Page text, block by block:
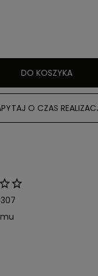
DO KOSZYKA
O CZAS